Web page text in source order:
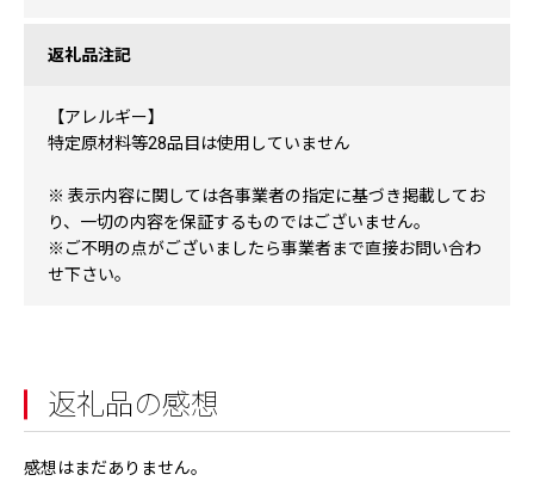
返礼品注記
【アレルギー】
特定原材料等28品目は使用していません
※ 表示内容に関しては各事業者の指定に基づき掲載してお
り、一切の内容を保証するものではございません。
※ご不明の点がございましたら事業者まで直接お問い合わ
せ下さい。
返礼品の感想
感想はまだありません。